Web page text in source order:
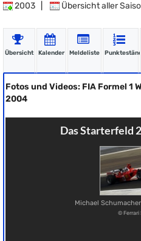
2003 Übersicht aller
Übersicht Kalender Meldeliste
Fotos und Videos: FIA Formel 1
2004
Das Starterfeld
Michael
© Ferrari